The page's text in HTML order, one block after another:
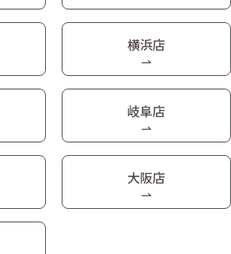
横浜店
岐阜店
大阪店